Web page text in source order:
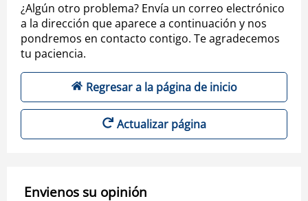
¿Algún otro problema? Envía un correo electrónico
a la dirección que aparece a continuación y nos
pondremos en contacto contigo. Te agradecemos
tu paciencia.
Regresar a la página de inicio
Actualizar página
Envienos su opinión